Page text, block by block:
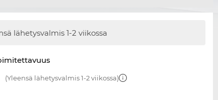
lähetysvalmis1-2 viikossa
(Yleensä lähetysvalmis 1-2 viikossa)